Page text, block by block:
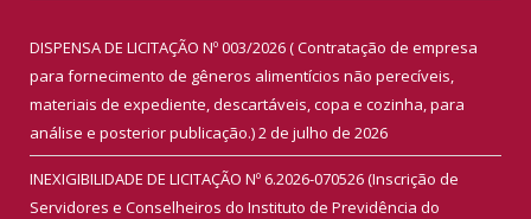
DISPENSA DE LICITAÇÃO Nº 003/2026 ( Contratação de empresa
para fornecimento de gêneros alimentícios não perecíveis,
materiais de expediente, descartáveis, copa e cozinha, para
análise e posterior publicação.)2 de julho de 2026
INEXIGIBILIDADE DE LICITAÇÃO Nº 6.2026-070526 (Inscrição de
Servidores e Conselheiros do Instituto de Previdência do